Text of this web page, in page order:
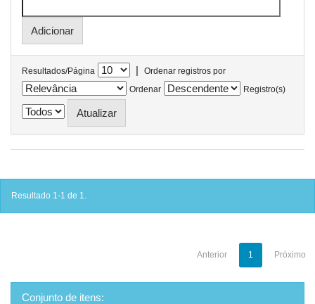
Resultados/Página |
Ordenar registros por
Ordenar
Registro(s)
Resultado 1-1 de 1.
Anterior 1 Próximo
Conjunto de itens: